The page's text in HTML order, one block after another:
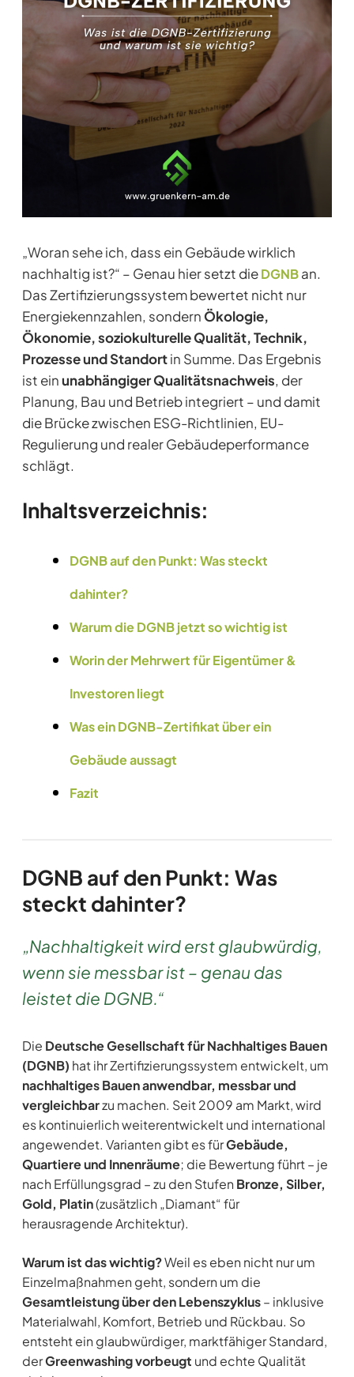
„Woran sehe ich, dass ein Gebäude wirklich
nachhaltig ist?“ – Genau hier setzt dieDGNBan.
Das Zertifizierungssystem bewertet nicht nur
Energiekennzahlen, sondernÖkologie,
Ökonomie, soziokulturelle Qualität, Technik,
Prozesse und Standortin Summe. Das Ergebnis
ist einunabhängiger Qualitätsnachweis, der
Planung, Bau und Betrieb integriert – und damit
die Brücke zwischen ESG-Richtlinien, EU-
Regulierung und realer Gebäudeperformance
schlägt.
Inhaltsverzeichnis:
DGNB auf den Punkt: Was steckt
dahinter?
Warum die DGNB jetzt so wichtig ist
Worin der Mehrwert für Eigentümer &
Investoren liegt
Was ein DGNB-Zertifikat über ein
Gebäude aussagt
Fazit
DGNB auf den Punkt: Was
steckt dahinter?
„Nachhaltigkeit wird erst glaubwürdig,
wenn sie messbar ist – genau das
leistet die DGNB.“
Die Deutsche Gesellschaft für Nachhaltiges Bauen
(DGNB) hat ihr Zertifizierungssystem entwickelt, um
nachhaltiges Bauen anwendbar, messbar und
vergleichbarzu machen. Seit 2009 am Markt, wird
es kontinuierlich weiterentwickelt und international
angewendet. Varianten gibt es fürGebäude,
Quartiere und Innenräume; die Bewertung führt – je
nach Erfüllungsgrad – zu den Stufen Bronze, Silber,
Gold, Platin(zusätzlich „Diamant“ für
herausragende Architektur).
Warum ist das wichtig?Weil es eben nicht nur um
Einzelmaßnahmen geht, sondern um die
Gesamtleistung über den Lebenszyklus– inklusive
Materialwahl, Komfort, Betrieb und Rückbau. So
entsteht ein glaubwürdiger, marktfähiger Standard,
derGreenwashing vorbeugt und echte Qualität